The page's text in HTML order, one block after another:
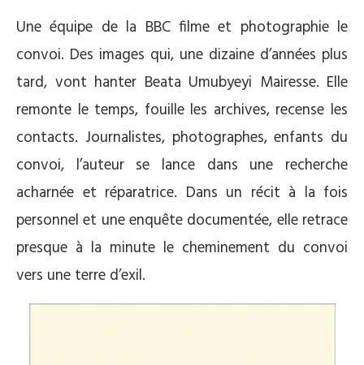
Une équipe de la BBC filme et photographie le
convoi. Des images qui, une dizaine d’années plus
tard, vont hanter Beata Umubyeyi Mairesse. Elle
remonte le temps, fouille les archives, recense les
contacts. Journalistes, photographes, enfants du
convoi, l’auteur se lance dans une recherche
acharnée et réparatrice. Dans un récit à la fois
personnel et une enquête documentée, elle retrace
presque à la minute le cheminement du convoi
vers une terre d’exil.